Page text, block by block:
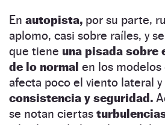
En autopista, por su parte,
aplomo, casi sobre raíles, y
que tiene una pisada sobre
de lo normal en los modelos
afecta poco el viento lateral
consistencia y seguridad.
se notan ciertas